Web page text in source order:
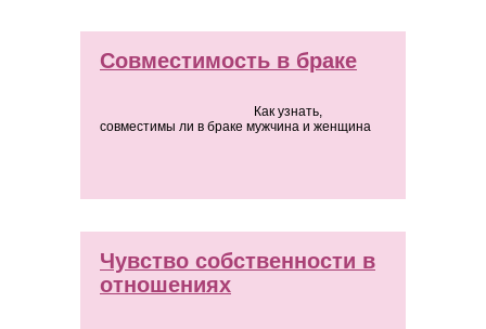
Совместимость в браке
Как узнать,
совместимы ли в браке мужчина и женщина
Чувство собственности в
отношениях